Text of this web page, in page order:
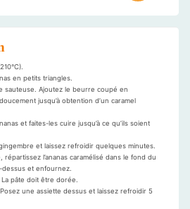
en petits triangles.
sauteuse. Ajoutez le beurre coupé en
jusqu’à obtention d’un caramel
et faites-les cuire jusqu’à ce qu’ils soient
et laissez refroidir quelques minutes.
l’ananas caramélisé dans le fond du
et enfournez.
pâte doit être dorée.
une assiette dessus et laissez refroidir 5